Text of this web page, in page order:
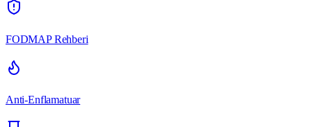
FODMAP Rehberi
Anti-Enflamatuar